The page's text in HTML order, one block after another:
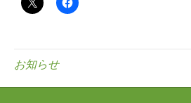
お知らせ